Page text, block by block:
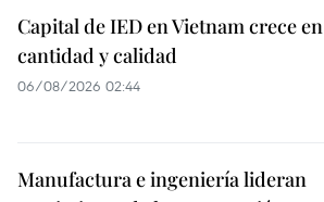
Capital de IED en Vietnam crece en
cantidad y calidad
06/08/2026 02:44
Manufactura e ingeniería lideran